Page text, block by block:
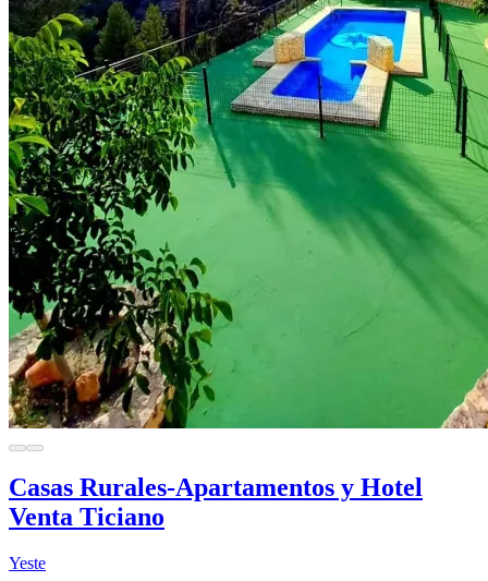
Casas Rurales-Apartamentos y Hotel
Venta Ticiano
Yeste